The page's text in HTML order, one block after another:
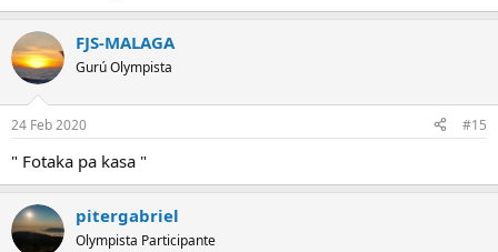
FJS-MALAGA
Gurú Olympista
24 Feb 2020 #15
" Fotaka pa kasa "
pitergabriel
Olympista Participante